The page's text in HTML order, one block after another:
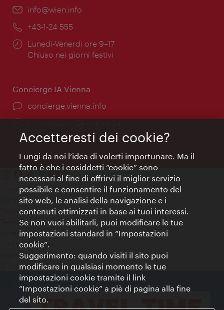
Email:
info@wien.info
Telefono:
+43-1-24 555
Orari
di
Lunedì-Venerdì ore 9–17
Chiuso nei giorni festivi
Concierge IA Vienna
Ort:
concierge.vienna.info
Öffnungszeiten:
Informazioni 24 ore su 24
Contatti
Colophon
Dichiarazione sulla protezione dei dati
Terms of Use
Accessibilità
Contatto stampa
Impostazioni cookie
© Copyright WienTourismus
Accetteresti dei cookie?
Lungi da noi l’idea di volerti importunare. Ma il
fatto è che i cosiddetti “cookie” sono
necessari al fine di offrirvi il miglior servizio
possibile e consentire il funzionamento del
sito web, le analisi della navigazione e i
contenuti ottimizzati in base ai tuoi interessi.
Se non vuoi abilitarli, puoi modificare le tue
impostazioni standard in “Impostazioni
cookie”.
Suggerimento: quando visiti il sito puoi
modificare in qualsiasi momento le tue
impostazioni cookie tramite il link
“Impostazioni cookie” a piè di pagina alla fine
del sito.